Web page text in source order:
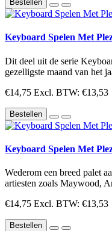
Bestellen
Keyboard Spelen Met
Dit deel uit de serie
gezelligste maand van het
€14,75 Excl. BTW: €13,53
Bestellen
Keyboard Spelen Met
Wederom een breed palet
artiesten zoals Maywood,
€14,75 Excl. BTW: €13,53
Bestellen